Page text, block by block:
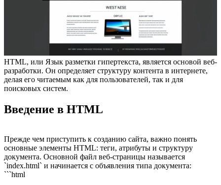
HTML, или Язык разметки гипертекста, является основой веб-
разработки. Он определяет структуру контента в интернете,
делая его читаемым как для пользователей, так и для
поисковых систем.
Введение в HTML
Прежде чем приступить к созданию сайта, важно понять
основные элементы HTML: теги, атрибуты и структуру
документа. Основной файл веб-страницы называется
`index.html` и начинается с объявления типа документа:
```html